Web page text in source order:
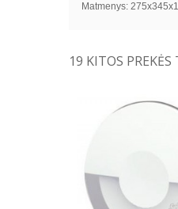
Matmenys:
19 KITOS PREKĖS